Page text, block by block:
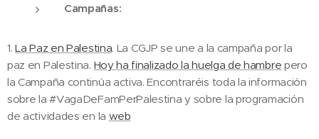
Campañas:
1.La Paz en Palestina. La CGJP se une a la campaña por la
paz en Palestina. Hoy ha finalizado la huelga de hambre pero
la Campaña continúa activa. Encontraréis toda la información
sobre la #VagaDeFamPerPalestina y sobre la programación
de actividades en la web